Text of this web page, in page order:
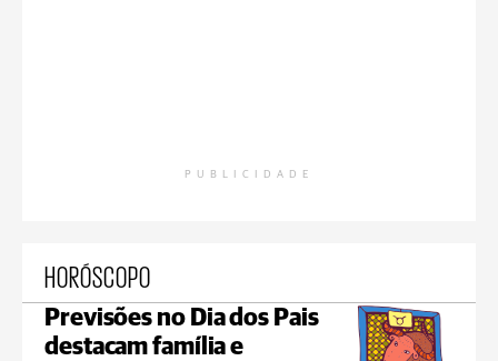
PUBLICIDADE
HORÓSCOPO
Previsões no Dia dos Pais
destacam família e